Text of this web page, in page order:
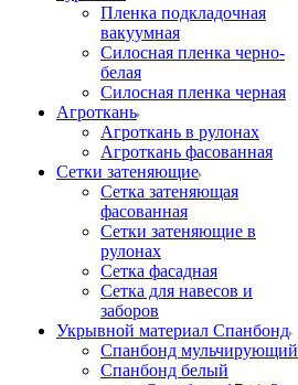
Пленка подкладочная
вакуумная
Силосная пленка черно-
белая
Силосная пленка черная
Агроткань
Агроткань в рулонах
Агроткань фасованная
Сетки затеняющие
Сетка затеняющая
фасованная
Сетки затеняющие в
рулонах
Сетка фасадная
Сетка для навесов и
заборов
Укрывной материал Спанбонд
Спанбонд мульчирующий
Спанбонд белый